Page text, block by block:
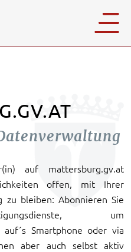
auf mattersburg.gv.at
offen, mit Ihrer
zu bleiben: Abonnieren Sie
um
Smartphone oder via
aber auch selbst aktiv